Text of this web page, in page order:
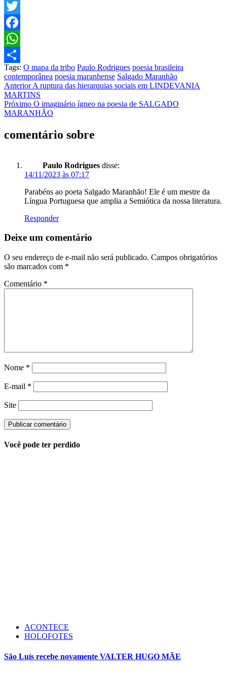
Twitter
Facebook
WhatsApp
Share
Tags: O mapa da tribo Paulo Rodrigues poesia brasileira
contemporânea poesia maranhense Salgado Maranhão
Post
navigation
AnteriorA ruptura das hierarquias sociais em LINDEVANIA
MARTINS
Próximo O imaginário ígneo na poesia de SALGADO
MARANHÃO
comentário sobre
Paulo Rodrigues disse:
14/11/2023 às 07:17
Parabéns ao poeta Salgado Maranhão! Ele é um mestre da
Língua Portuguesa que amplia a Semiótica da nossa literatura.
Responder
Deixe um comentário
O seu endereço de e-mail não será publicado. Campos obrigatórios
são marcados com *
Comentário *
Nome *
E-mail *
Site
Você pode ter perdido
ACONTECE
HOLOFOTES
São Luís recebe novamente VALTER HUGO MÃE